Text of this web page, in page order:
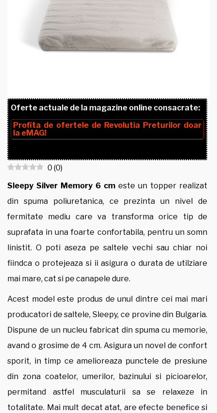
Oferte actuale de la magazine online consacrate:
Profita de ofertele de Revolutia Preturilor doar
la eMAG!
0 (0)
Sleepy Silver Memory 6 cm este un topper realizat
din spuma poliuretanica, ce prezinta un nivel de
fermitate mediu care va transforma orice tip de
suprafata in una foarte confortabila, pentru un somn
linistit. O poti aseza pe saltele vechi sau chiar noi
fiindca o protejeaza si ii asigura o durata de utilziare
mai mare, cat si pe canapele dure.
Acest model este produs de unul dintre cei mai mari
producatori de saltele, Sleepy, ce provine din Bulgaria.
Dispune de un nucleu fabricat din spuma cu memorie,
avand o grosime de 4 cm. Asigura un novel de confort
sporit, in timp ce amelioreaza punctele de presiune
din zona coatelor, umerilor, bazinului si picioarelor,
permitand astfel musculaturii sa se relaxeze in
totalitate. Mai mult decat atat, are efecte benefice si